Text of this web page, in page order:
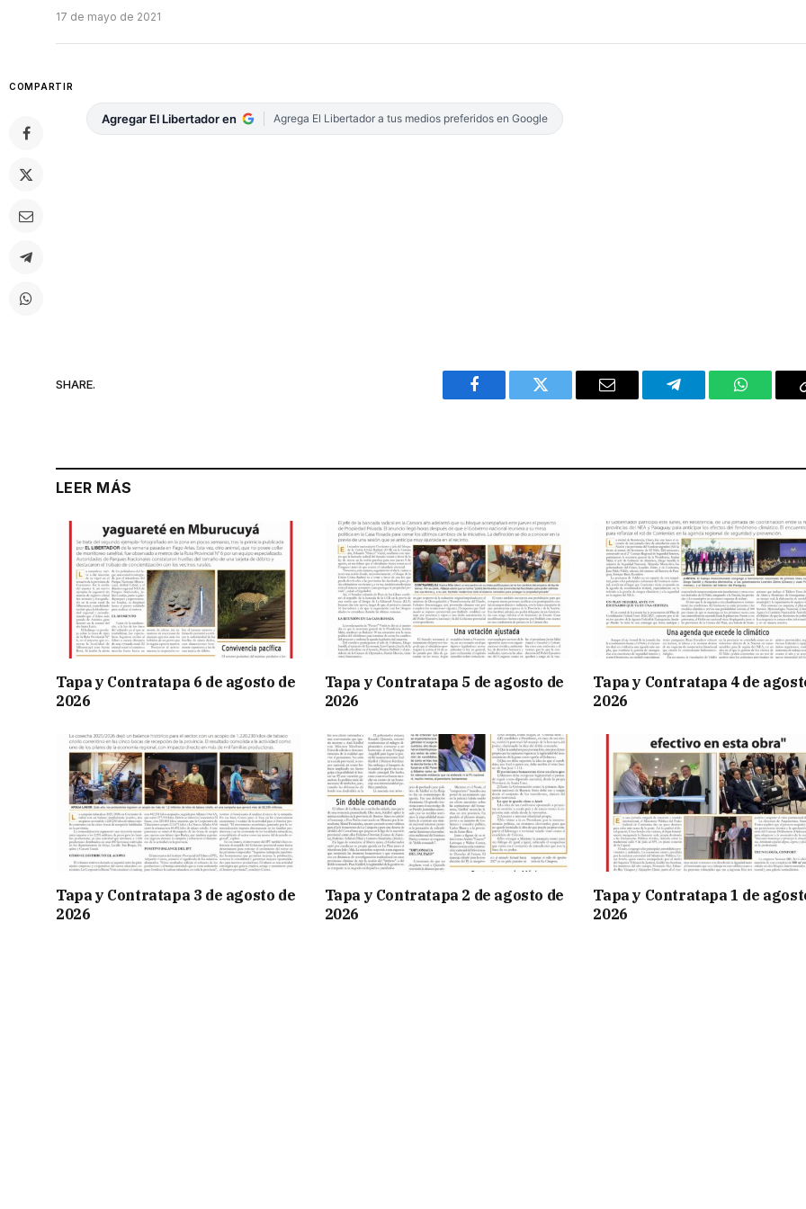
17 de mayo de 2021
COMPARTIR
Agregar El Libertador en Agrega El Libertador a tus medios preferidos en Google
SHARE.
Facebook Twitter Email Telegram
LEER MÁS
Tapa y Contratapa 6 de agosto de
2026
Tapa y Contratapa 5 de agosto de
2026
Tapa y Contratapa 4 de
2026
Tapa y Contratapa 3 de agosto de
2026
Tapa y Contratapa 2 de agosto de
2026
Tapa y Contratapa 1 de
2026